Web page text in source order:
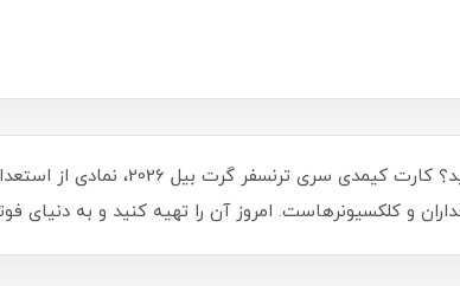
آیا آماده‌اید تا جادوی فوتبال را به
و کلکسیونرهاست. امروز آن را تهیه کنید و به دنیای